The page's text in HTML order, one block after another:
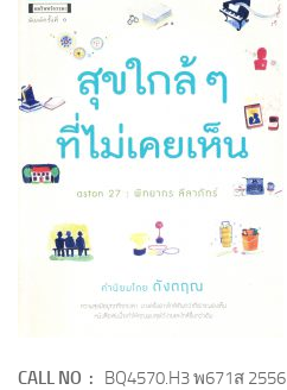
CALL NO : BQ4570.H3 พ671ส 2556